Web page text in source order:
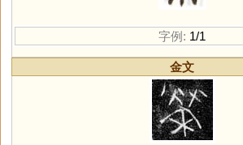
字例: 1/1
金文